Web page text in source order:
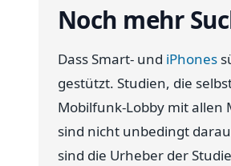
Noch mehr
Dass Smart- und iPhones
gestützt. Studien, die
Mobilfunk-Lobby mit
sind nicht unbedingt
sind die Urheber der